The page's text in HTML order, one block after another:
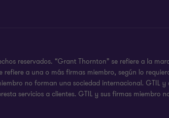
reservados. “Grant Thornton” se refiere a la
refiere a una o más firmas miembro, según lo
no forman una sociedad internacional. GTIL
servicios a clientes. GTIL y sus firmas miembro